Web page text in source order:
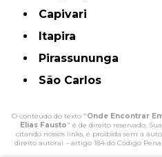
Capivari
Itapira
Pirassununga
São Carlos
O conteúdo do texto "Onde Encontrar
Elias Fausto" é de direito reservado.
citando nossos links, é proibida sem a
direito autoral – artigo 184 do Código